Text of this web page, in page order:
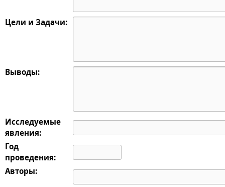
Цели и Задачи:
Выводы:
Исследуемые
явления:
Год
проведения:
Авторы: